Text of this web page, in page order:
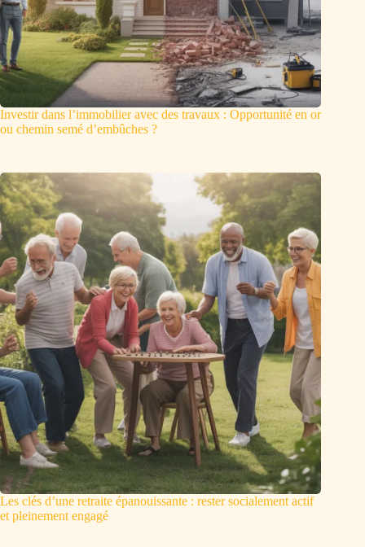
Investir dans l’immobilier avec des travaux : Opportunité en or
ou chemin semé d’embûches ?
Les clés d’une retraite épanouissante : rester socialement actif
et pleinement engagé